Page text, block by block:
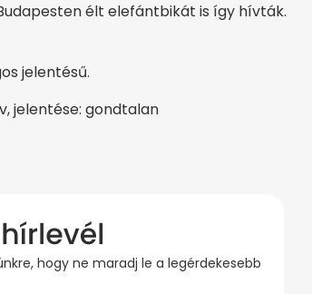
élt elefántbikát is így hívták.
jelentésű.
jelentése: gondtalan
hogy ne maradj le a legérdekesebb